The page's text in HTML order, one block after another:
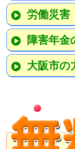
労働災害
障害年金
大阪市の